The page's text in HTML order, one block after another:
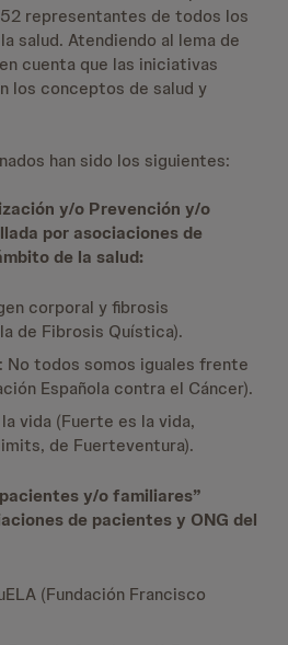
representantes de todos los
salud. Atendiendo al lema de
cuenta que las iniciativas
los conceptos de salud y
han sido los siguientes:
y/o Prevención y/o
por asociaciones de
de la salud:
corporal y fibrosis
de Fibrosis Quística).
No todos somos iguales frente
Española contra el Cáncer).
vida (Fuerte es la vida,
de Fuerteventura).
y/o familiares”
de pacientes y ONG del
(Fundación Francisco